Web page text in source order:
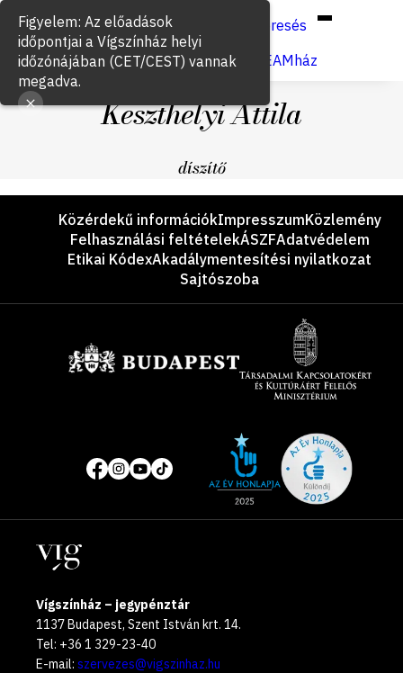
Keresés
Jegyvásárlás
VígSTREAMház
Keszthelyi Attila
díszítő
LáblécKözérdekű információkImpresszumKözlemény
Felhasználási feltételekÁSZFAdatvédelem
Etikai KódexAkadálymentesítési nyilatkozat
Sajtószoba
Közösségi
média
oldalak
of
year
Helyszínek
Vígszínház – jegypénztár
1137 Budapest, Szent István krt. 14.
Tel: +36 1 329-23-40
E-mail: szervezes@vigszinhaz.hu
Figyelem: Az előadások
időpontjai a Vígszínház helyi
időzónájában (CET/CEST) vannak
megadva.